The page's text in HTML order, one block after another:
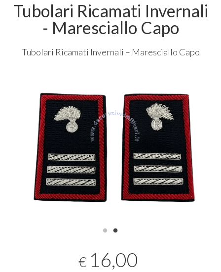
Tubolari Ricamati Invernali
- Maresciallo Capo
Tubolari Ricamati Invernali – Maresciallo Capo
€ 16,00